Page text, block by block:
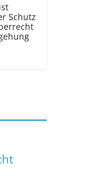
Schutz